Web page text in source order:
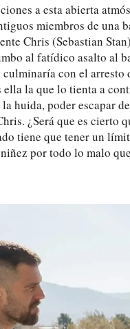
a esta abierta
miembros de una
Chris (Sebastian
al fatídico asalto al
con el arresto
la que lo tienta a
huida, poder escapar
¿Será que es
tiene que tener un
por todo lo malo